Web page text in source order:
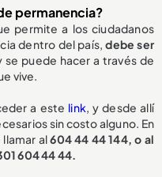
permanencia?
permite a los ciudadanos
dentro del país, debe ser
se puede hacer a través de
vive.
a este link, y desde allí
sin costo alguno. En
llamar al604 44 44 144, o al
604 44 44.